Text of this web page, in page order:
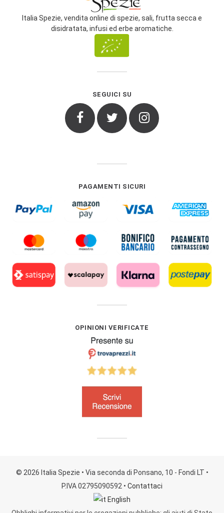
Italia Spezie, vendita online di spezie, sali, frutta secca e
disidratata, infusi ed erbe aromatiche.
SEGUICI SU
Facebook Twitter Instagram
PAGAMENTI SICURI
OPINIONI VERIFICATE
© 2026 Italia Spezie • Via seconda di Ponsano, 10 - Fondi LT •
P.IVA 02795090592 • Contattaci
English